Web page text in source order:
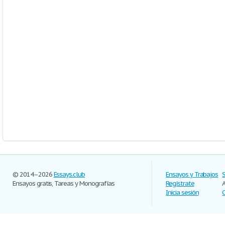
© 2014–2026Essays.club
Ensayos gratis, Tareas y Monografías
Ensayos y Trabajos
Regístrate
Inicia sesión